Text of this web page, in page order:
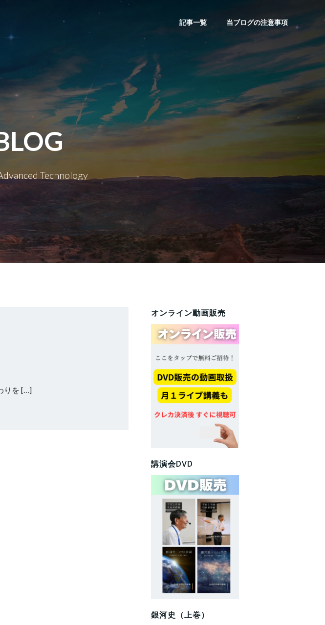
記事一覧 当ブログの注意事項
Technology
りを […]
オンライン動画販売
講演会DVD
銀河史（上巻）